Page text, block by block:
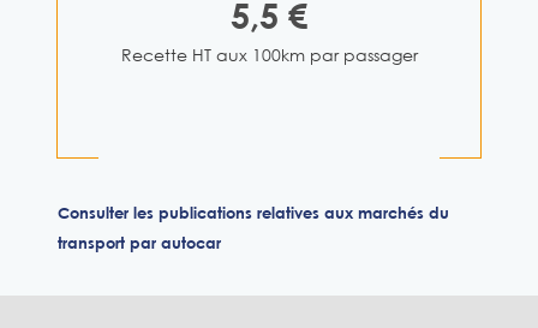
5,5 €
Recette HT aux 100km par passager
Consulter les publications relatives aux marchés du
transport par autocar